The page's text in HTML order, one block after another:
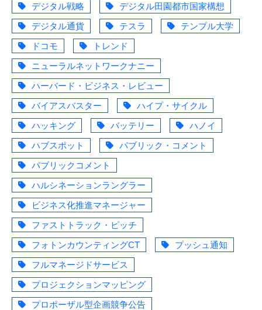
デジタル戦略
デジタル田園都市国家構想
デジタル通貨
テスラ
テンプル大学
ドコモ
トレンド
ニューラルネットワークナニー
ハーバード・ビジネス・レビュー
バイアスバスター
ハイプ・サイクル
ハッキング
バッテリー
ハノイ
ハブスポット
パブリック・コメント
パブリックコメント
ハルシネーションラングラー
ビジネス化推進マネージャー
ファストトラック・ピッチ
フォトンカウンティングCT
プッシュ通知
フルマネージドサービス
プロジェクションマッピング
プロポーザル型企画競争公告